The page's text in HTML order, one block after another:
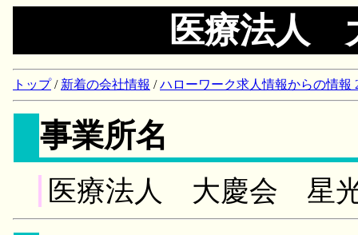
医療法人
トップ/ 新着の会社情報 /ハローワーク求人情報からの情報
事業所名
医療法人 大慶会 星